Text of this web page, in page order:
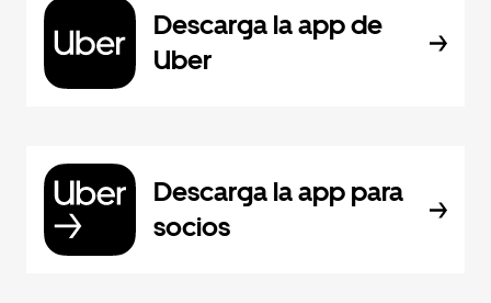
Descarga la app de
Uber
Descarga la app para
socios